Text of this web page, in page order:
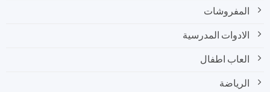
المفروشات
الادوات المدرسية
العاب اطفال
الرياضة